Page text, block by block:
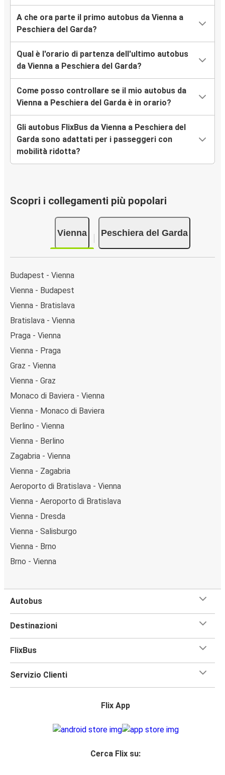
A che ora parte il primo autobus da Vienna a
Peschiera del Garda?
Qual è l'orario di partenza dell'ultimo autobus
da Vienna a Peschiera del Garda?
Come posso controllare se il mio autobus da
Vienna a Peschiera del Garda è in orario?
Gli autobus FlixBus da Vienna a Peschiera del
Garda sono adattati per i passeggeri con
mobilità ridotta?
Scopri i collegamenti più popolari
Vienna Peschiera del Garda
Budapest - Vienna
Vienna - Budapest
Vienna - Bratislava
Bratislava - Vienna
Praga - Vienna
Vienna - Praga
Graz - Vienna
Vienna - Graz
Monaco di Baviera - Vienna
Vienna - Monaco di Baviera
Berlino - Vienna
Vienna - Berlino
Zagabria - Vienna
Vienna - Zagabria
Aeroporto di Bratislava - Vienna
Vienna - Aeroporto di Bratislava
Vienna - Dresda
Vienna - Salisburgo
Vienna - Brno
Brno - Vienna
Autobus
Destinazioni
FlixBus
Servizio Clienti
Flix App
Cerca Flix su: